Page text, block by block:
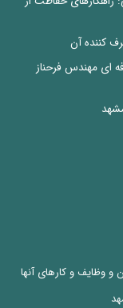
کننده آن
ای مهندس فرحناز
و وظایف و کارهای آنها